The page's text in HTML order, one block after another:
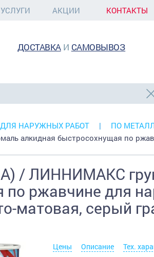
УСЛУГИ АКЦИИ КОНТАКТЫ
ДОСТАВКАИ САМОВЫВОЗ
НАРУЖНЫХ РАБОТ
ПО
алкидная быстросохнущая по
/ ЛИННИМАКС
ржавчине для
матовая, серый
Цены Описание Тех.